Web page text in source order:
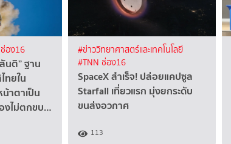
อง16
นติ” ฐาน
ยใน
าตาเป็น
งไม่ตกขบ…
#ข่าววิทยาศาสตร์และเทคโนโลยี
#TNN ช่อง16
SpaceX สำเร็จ! ปล่อยแคปซูล
Starfall เที่ยวแรก มุ่งยกระดับ
ขนส่งอวกาศ
113